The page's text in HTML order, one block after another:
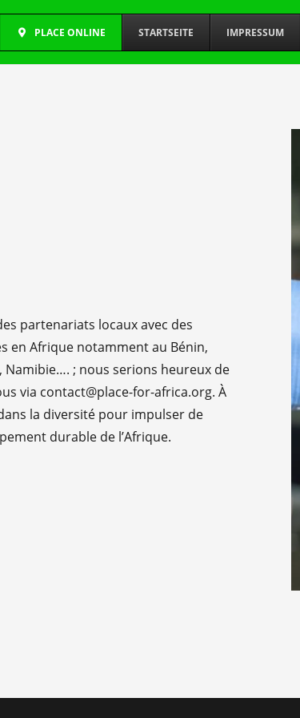
PLACE ONLINE STARTSEITE IMPRESSUM
partenariats locaux avec des
en Afrique notamment au Bénin,
Namibie…. ; nous serions heureux de
via contact@place-for-africa.org. À
la diversité pour impulser de
durable de l’Afrique.